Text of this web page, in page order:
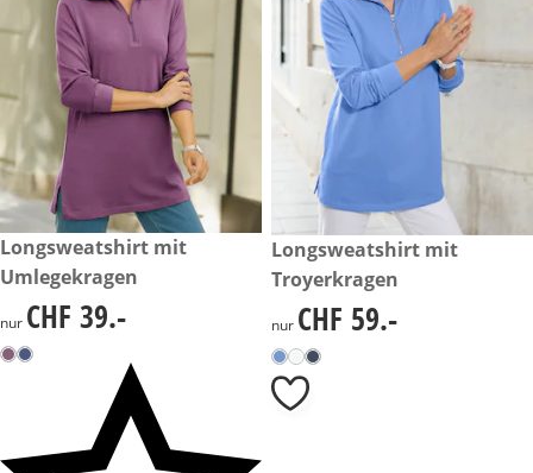
CHF 39.-
Longsweatshirt mit
Umlegekragen
CHF 39.-
nur CHF 39.-
CHF 59.-
Longsweatshirt mit
Troyerkragen
CHF 59.-
nur CHF 59.-